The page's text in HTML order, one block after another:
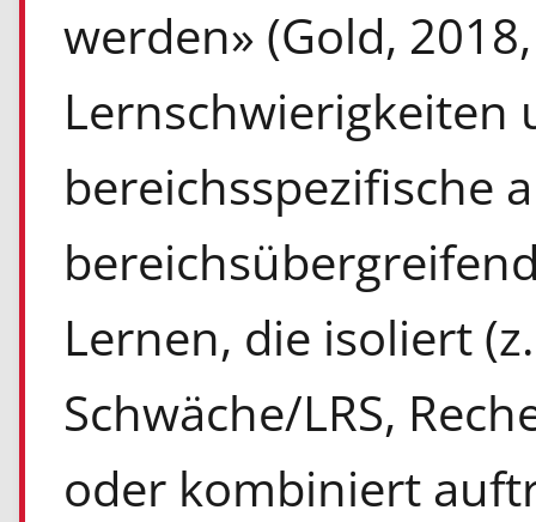
werden» (Gold,
Lernschwierigkeiten
bereichsspezifische
Lernen, die isoliert
Schwäche/LRS,
oder kombiniert